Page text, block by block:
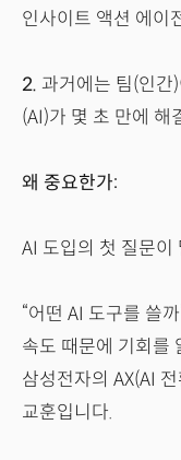
인사이트 액션 에이
2. 과거에는 팀(인간
(AI)가 몇 초 만에 해
왜 중요한가:
AI 도입의 첫 질문이
“어떤 AI 도구를 쓸
속도 때문에 기회를
삼성전자의 AX(AI
교훈입니다.